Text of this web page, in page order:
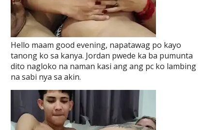
Hello maam good evening, napatawag po kayo
tanong ko sa kanya. Jordan pwede ka ba pumunta
dito nagloko na naman kasi ang ang pc ko lambing
na sabi nya sa akin.